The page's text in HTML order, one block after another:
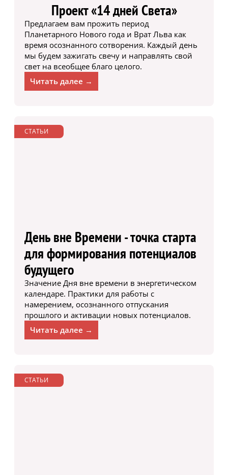
Проект «14 дней Света»
Предлагаем вам прожить период
Планетарного Нового года и Врат Льва как
время осознанного сотворения. Каждый день
мы будем зажигать свечу и направлять свой
свет на всеобщее благо целого.
Читать далее →
СТАТЬИ
День вне Времени - точка старта
для формирования потенциалов
будущего
Значение Дня вне времени в энергетическом
календаре. Практики для работы с
намерением, осознанного отпускания
прошлого и активации новых потенциалов.
Читать далее →
СТАТЬИ